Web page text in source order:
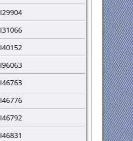
I29904
I31066
I40152
I96063
I46763
I46776
I46792
I46831